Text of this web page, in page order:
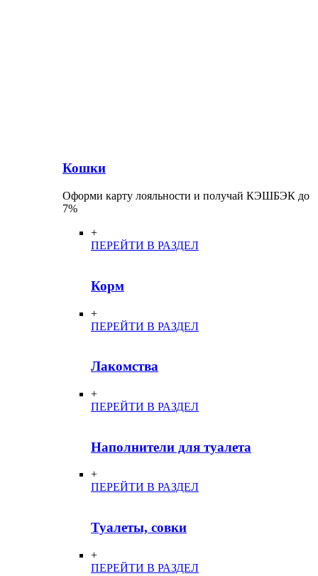
Кошки
Оформи карту лояльности и получай КЭШБЭК до
7%
+
ПЕРЕЙТИ В РАЗДЕЛ
Корм
+
ПЕРЕЙТИ В РАЗДЕЛ
Лакомства
+
ПЕРЕЙТИ В РАЗДЕЛ
Наполнители для туалета
+
ПЕРЕЙТИ В РАЗДЕЛ
Туалеты, совки
+
ПЕРЕЙТИ В РАЗДЕЛ